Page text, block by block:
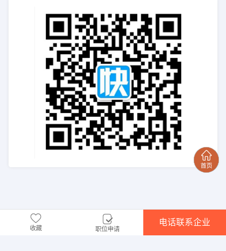
收藏 职位申请
电话联系企业